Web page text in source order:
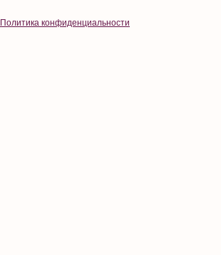
Политика конфиденциальности